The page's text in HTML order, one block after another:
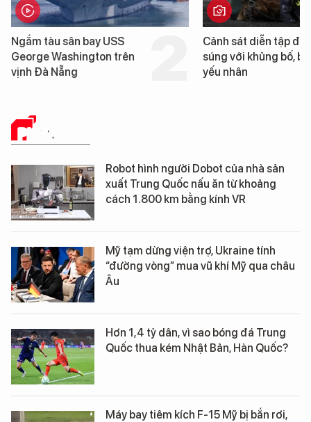
Ngắm tàu sân bay USS
George Washington trên
vịnh Đà Nẵng
Cảnh sát diễn tập
súng với khủng bố,
yếu nhân
PHÂN TÍCH
Robot hình người Dobot của nhà sản
xuất Trung Quốc nấu ăn từ khoảng
cách 1.800 km bằng kính VR
Mỹ tạm dừng viện trợ, Ukraine tính
“đường vòng” mua vũ khí Mỹ qua châu
Âu
Hơn 1,4 tỷ dân, vì sao bóng đá Trung
Quốc thua kém Nhật Bản, Hàn Quốc?
Máy bay tiêm kích F-15 Mỹ bị bắn rơi,